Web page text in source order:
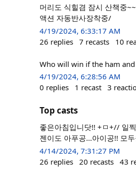
머리도 식힐겸 잠시 산책중
액션 자동반사장착중/
4/19/2024, 6:33:17 AM
26 replies 7 recasts 10
Who will win if the ham
4/19/2024, 6:28:56 AM
0 replies 1 recast 3
Top casts
좋은아침입니닷!! +ㅁ+// 일
젠이도 아푸공...아이공!! 모
4/14/2024, 7:31:27 PM
26 replies 20 recasts 43